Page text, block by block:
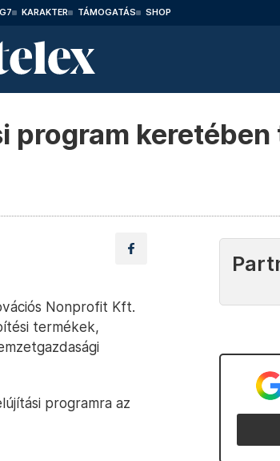
G7 KARAKTER TÁMOGATÁS SHOP
program
Nonprofit Kft.
termékek,
programra az